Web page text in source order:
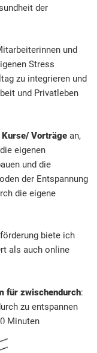
der
und
Stress
zu integrieren und
und Privatleben
Vorträge an,
eigenen
und die
der Entspannung
die eigene
biete ich
als auch online
für zwischendurch:
zu entspannen
Minuten